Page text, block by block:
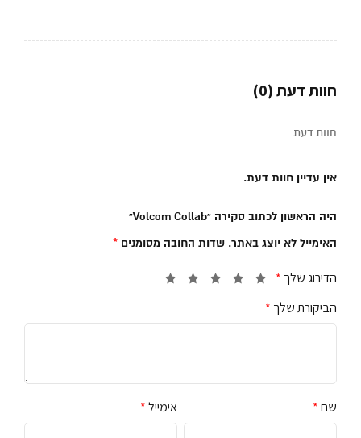
חוות דעת (0)
חוות דעת
אין עדיין חוות דעת.
היה הראשון לכתוב סקירה “Volcom Collab”
האימייל לא יוצג באתר. שדות החובה מסומנים *
הדירוג שלך *
הביקורת שלך *
שם* אימייל*